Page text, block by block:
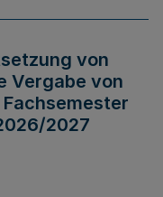
von
Vergabe von
2027